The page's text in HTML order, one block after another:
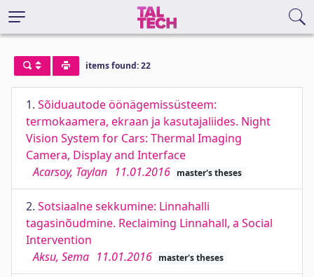
items found: 22
1. Sõiduautode öönägemissüsteem:
termokaamera, ekraan ja kasutajaliides. Night
Vision System for Cars: Thermal Imaging
Camera, Display and Interface
Acarsoy, Taylan 11.01.2016 master's theses
2. Sotsiaalne sekkumine: Linnahalli
tagasinõudmine. Reclaiming Linnahall, a Social
Intervention
Aksu, Sema 11.01.2016 master's theses